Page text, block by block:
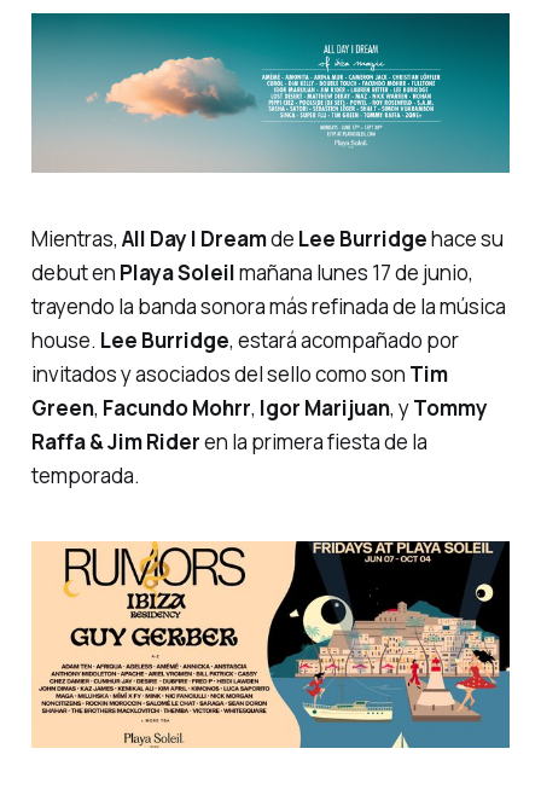
Mientras, All Day I Dreamde Lee Burridgehace su
debut en Playa Soleilmañana lunes 17 de junio,
trayendo la banda sonora más refinada de la música
house. Lee Burridge, estará acompañado por
invitados y asociados del sello como son Tim
Green, Facundo Mohrr, Igor Marijuan, yTommy
Raffa & Jim Rideren la primera fiesta de la
temporada.